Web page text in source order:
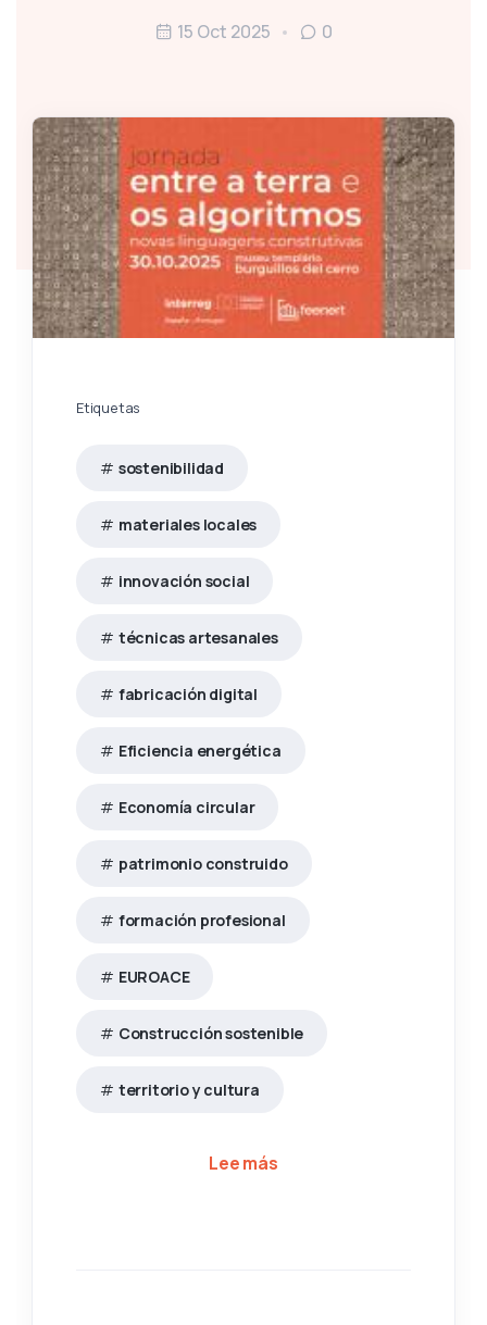
15 Oct 2025 0
Etiquetas
sostenibilidad
materiales locales
innovación social
técnicas artesanales
fabricación digital
Eficiencia energética
Economía circular
patrimonio construido
formación profesional
EUROACE
Construcción sostenible
territorio y cultura
Lee mássobre Jornada 'Entre